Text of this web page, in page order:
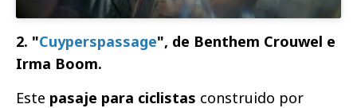
2. "Cuyperspassage", de Benthem Crouwel e
Irma Boom.
Este pasaje para ciclistas construido por